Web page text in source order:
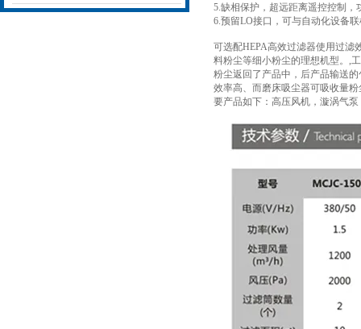
5.缺相保护，超远距离遥控控制，
6.预留LO接口，可与自动化设备
可选配HEPA高效过滤器使用过滤
料粉尘等细小粉尘的理想机型。,
粉尘返回了产品中，后产品输送
效率高、而磨床吸尘器可吸收量
要产品如下：高压风机，漩涡气